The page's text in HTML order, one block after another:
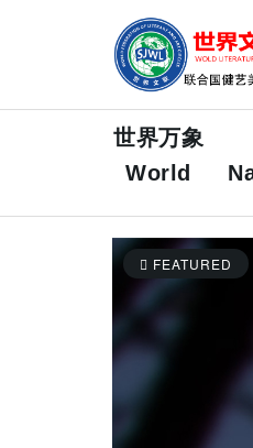
世界万象
World
FEATURED